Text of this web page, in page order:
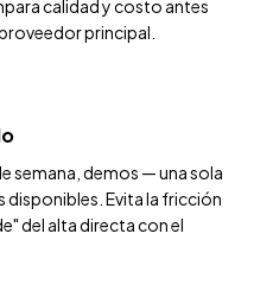
calidad y costo antes
principal.
semana, demos — una sola
Evita la fricción
del alta directa con el